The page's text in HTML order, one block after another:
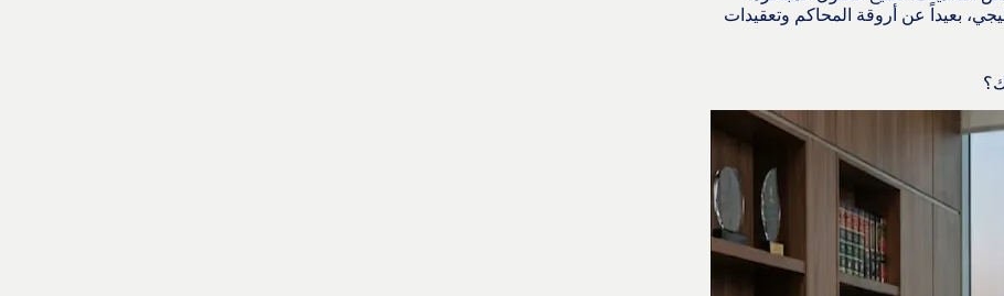
بعيداً عن أروقة المحاكم وتعقيدات